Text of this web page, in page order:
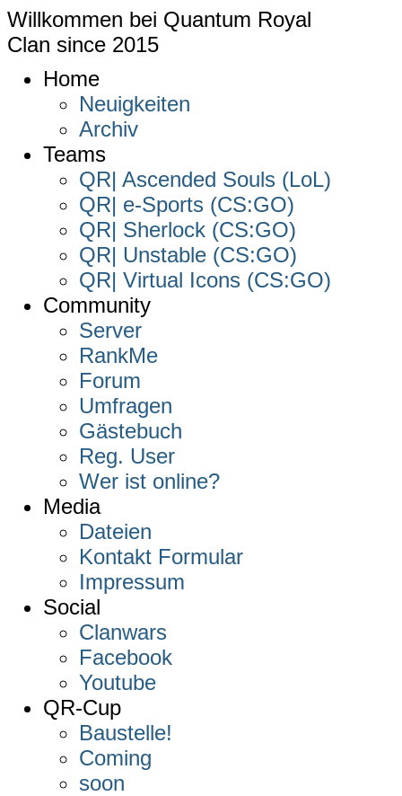
Willkommen bei Quantum Royal
Clan since 2015
Home
Neuigkeiten
Archiv
Teams
QR| Ascended Souls (LoL)
QR| e-Sports (CS:GO)
QR| Sherlock (CS:GO)
QR| Unstable (CS:GO)
QR| Virtual Icons (CS:GO)
Community
Server
RankMe
Forum
Umfragen
Gästebuch
Reg. User
Wer ist online?
Media
Dateien
Kontakt Formular
Impressum
Social
Clanwars
Facebook
Youtube
QR-Cup
Baustelle!
Coming
soon